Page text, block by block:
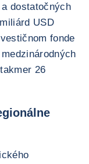
dostatočných
USD
fonde
26